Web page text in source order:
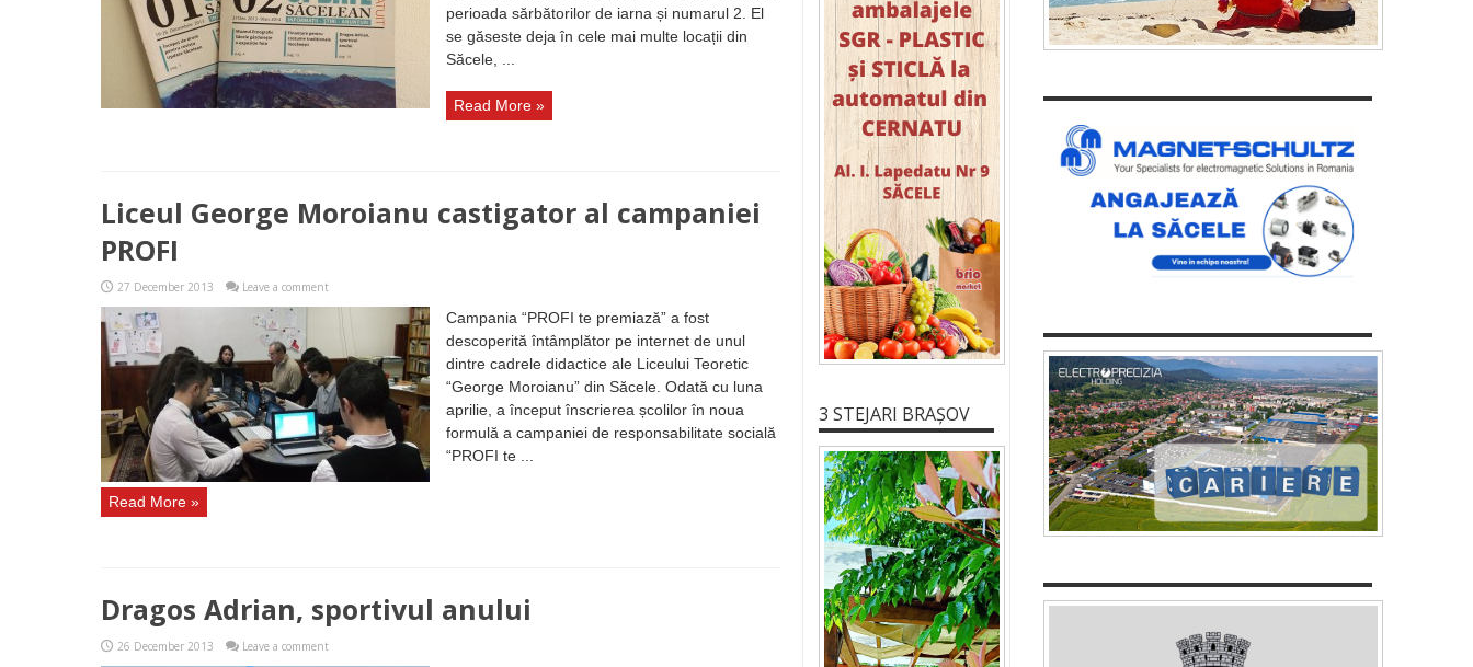
perioada sărbătorilor de iarna și numarul 2. El
se găseste deja în cele mai multe locații din
Săcele, ...
Read More »
Liceul George Moroianu castigator al campaniei
PROFI
27 December 2013 Leave a comment
Campania “PROFI te premiază” a fost
descoperită întâmplător pe internet de unul
dintre cadrele didactice ale Liceului Teoretic
“George Moroianu” din Săcele. Odată cu luna
aprilie, a început înscrierea școlilor în noua
formulă a campaniei de responsabilitate socială
“PROFI te ...
Read More »
Dragos Adrian, sportivul anului
26 December 2013 Leave a comment
3 STEJARI BRAȘOV